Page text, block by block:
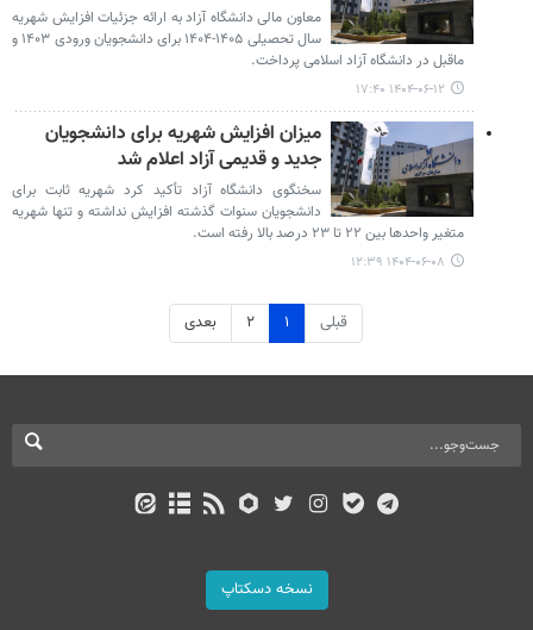
معاون مالی دانشگاه آزاد به ارائه جزئیات افزایش شهریه
سال تحصیلی ۱۴۰۵-۱۴۰۴ برای دانشجویان ورودی ۱۴۰۳ و
ماقبل در دانشگاه آزاد اسلامی پرداخت.
۱۴۰۴-۰۶-۱۲ ۱۷:۴۰
میزان افزایش شهریه برای دانشجویان
جدید و قدیمی آزاد اعلام شد
سخنگوی دانشگاه آزاد تأکید کرد شهریه ثابت برای
دانشجویان سنوات گذشته افزایش نداشته و تنها شهریه
متغیر واحدها بین ۲۲ تا ۲۳ درصد بالا رفته است.
۱۴۰۴-۰۶-۰۸ ۱۲:۳۹
قبلی ۱ ۲ بعدی
نسخه دسکتاپ